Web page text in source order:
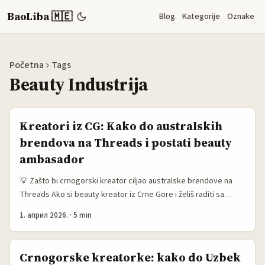
BaoLiba 🇲🇪 Blog Kategorije Oznake
Početna Tags
Beauty Industrija
Kreatori iz CG: Kako do australskih
brendova na Threads i postati beauty
ambasador
💡 Zašto bi crnogorski kreator ciljao australske brendove na
Threads Ako si beauty kreator iz Crne Gore i želiš raditi sa
plan. Threads kao Meta-owned app trenutno favorizuje brže,
redovno rade plaćene partnerke s kreativcima (referenca:
1. април 2026. · 5 min
Crnogorske kreatorke: kako do Uzbek